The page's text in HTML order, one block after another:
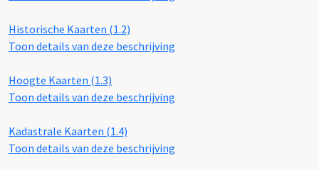
Historische Kaarten (1.2)
Toon details van deze beschrijving
Hoogte Kaarten (1.3)
Toon details van deze beschrijving
Kadastrale Kaarten (1.4)
Toon details van deze beschrijving